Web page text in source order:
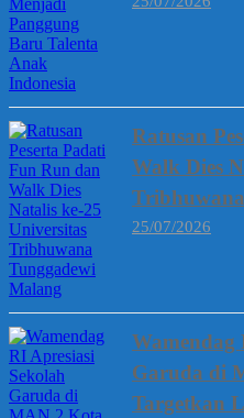
Ratusan
Walk Dies
25/07/2026
Wamendag
Garuda di
Targetkan